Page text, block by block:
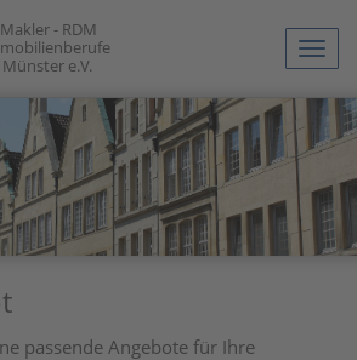
- RDM
e.V.
passende Angebote für Ihre